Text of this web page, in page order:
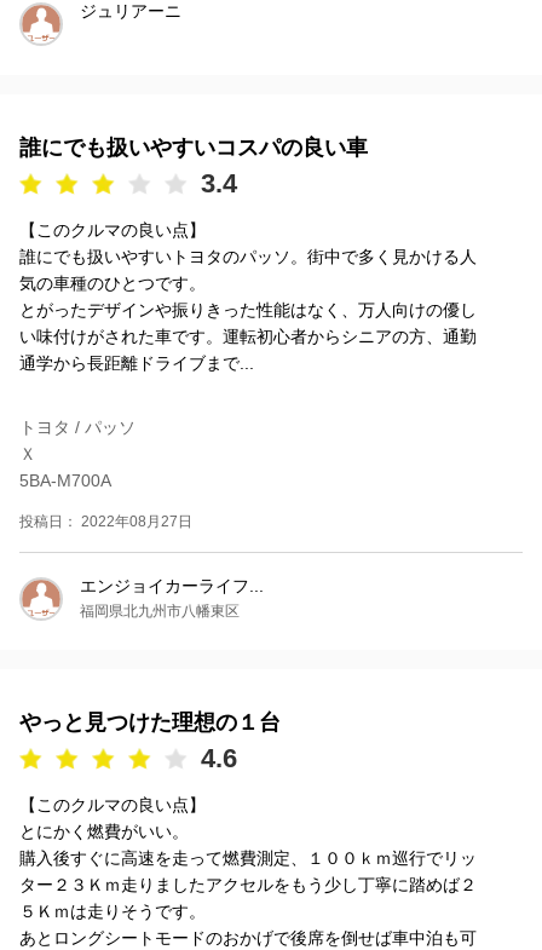
ジュリアーニ
誰にでも扱いやすいコスパの良い車
3.4
【このクルマの良い点】
誰にでも扱いやすいトヨタのパッソ。街中で多く見かける人
気の車種のひとつです。
とがったデザインや振りきった性能はなく、万人向けの優し
い味付けがされた車です。運転初心者からシニアの方、通勤
通学から長距離ドライブまで...
トヨタ / パッソ
Ｘ
5BA-M700A
投稿日： 2022年08月27日
エンジョイカーライフ...
福岡県北九州市八幡東区
やっと見つけた理想の１台
4.6
【このクルマの良い点】
とにかく燃費がいい。
購入後すぐに高速を走って燃費測定、１００ｋｍ巡行でリッ
ター２３Ｋｍ走りましたアクセルをもう少し丁寧に踏めば２
５Ｋｍは走りそうです。
あとロングシートモードのおかげで後席を倒せば車中泊も可